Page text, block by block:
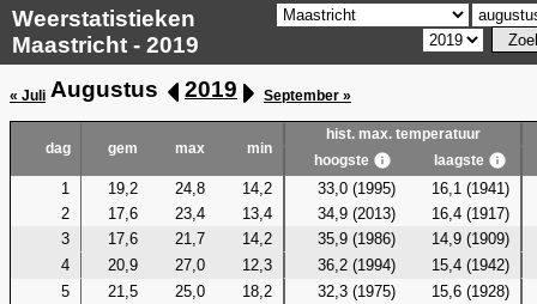
Weerstatistieken
Maastricht - 2019
« Juli Augustus 2019 September »
dag gem max min
hist. max. temperatuur
hoogste
laagste
1 19,2 24,8 14,2 33,0 (1995)
16,1 (1941)
2
17,6 23,4 13,4 34,9 (2013)
16,4 (1917)
3
17,6 21,7 14,2 35,9 (1986)
14,9 (1909)
4
20,9 27,0 12,3 36,2 (1994)
15,4 (1942)
5
21,5 25,0 18,2 32,3 (1975)
15,6 (1928)